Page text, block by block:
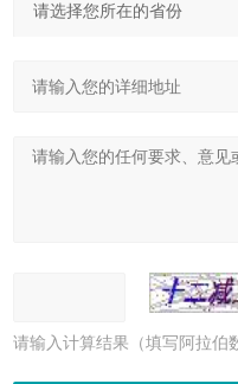
请输入计算结果（填写阿拉伯